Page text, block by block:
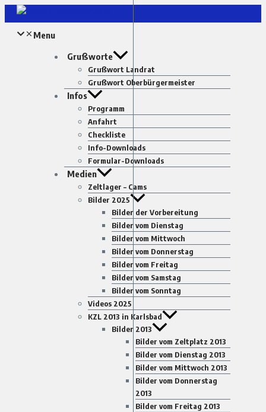
Zum
Inhalt
springenMenu
Grußworte
Grußwort Landrat
Grußwort Oberbürgermeister
Infos
Programm
Anfahrt
Checkliste
Info-Downloads
Formular-Downloads
Medien
Zeltlager – Cams
Bilder 2025
Bilder der Vorbereitung
Bilder vom Dienstag
Bilder vom Mittwoch
Bilder vom Donnerstag
Bilder vom Freitag
Bilder vom Samstag
Bilder vom Sonntag
Videos 2025
KZL 2013 in Karlsbad
Bilder 2013
Bilder vom Zeltplatz 2013
Bilder vom Dienstag 2013
Bilder vom Mittwoch 2013
Bilder vom Donnerstag
2013
Bilder vom Freitag 2013